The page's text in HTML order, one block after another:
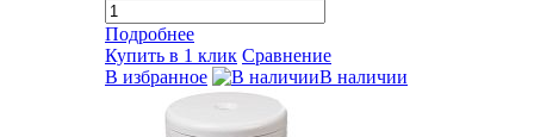
Подробнее
Купить в 1 клик Сравнение
В избранное
В наличии